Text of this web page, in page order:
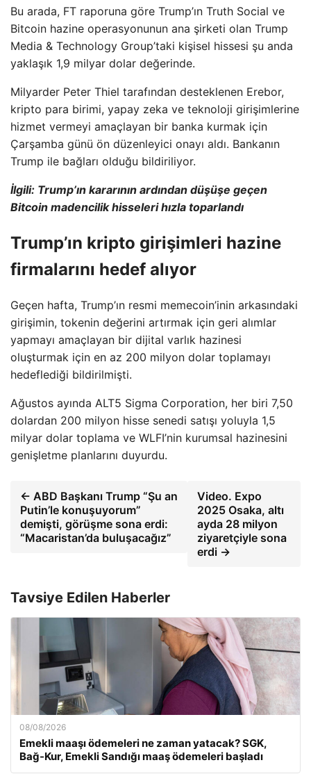
Bu arada, FT raporuna göre Trump’ın Truth Social ve
Bitcoin hazine operasyonunun ana şirketi olan Trump
Media & Technology Group’taki kişisel hissesi şu anda
yaklaşık 1,9 milyar dolar değerinde.
Milyarder Peter Thiel tarafından desteklenen Erebor,
kripto para birimi, yapay zeka ve teknoloji girişimlerine
hizmet vermeyi amaçlayan bir banka kurmak için
Çarşamba günü ön düzenleyici onayı aldı. Bankanın
Trump ile bağları olduğu bildiriliyor.
İlgili: Trump’ın kararının ardından düşüşe geçen
Bitcoin madencilik hisseleri hızla toparlandı
Trump’ın kripto girişimleri hazine
firmalarını hedef alıyor
Geçen hafta, Trump’ın resmi memecoin’inin arkasındaki
girişimin, tokenin değerini artırmak için geri alımlar
yapmayı amaçlayan bir dijital varlık hazinesi
oluşturmak için en az 200 milyon dolar toplamayı
hedeflediği bildirilmişti.
Ağustos ayında ALT5 Sigma Corporation, her biri 7,50
dolardan 200 milyon hisse senedi satışı yoluyla 1,5
milyar dolar toplama ve WLFI’nin kurumsal hazinesini
genişletme planlarını duyurdu.
← ABD Başkanı Trump “Şu an
Putin’le konuşuyorum”
demişti, görüşme sona erdi:
“Macaristan’da buluşacağız”
Video. Expo
2025 Osaka, altı
ayda 28 milyon
ziyaretçiyle sona
erdi →
Tavsiye Edilen Haberler
08/08/2026
Emekli maaşı ödemeleri ne zaman yatacak? SGK,
Bağ-Kur, Emekli Sandığı maaş ödemeleri başladı